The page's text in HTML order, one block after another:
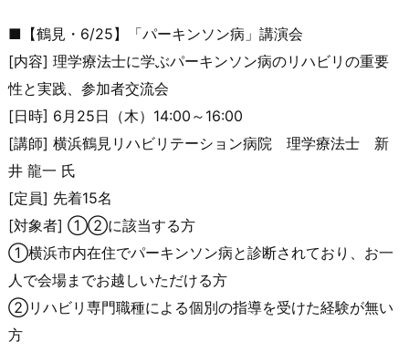
■【鶴見・6/25】「パーキンソン病」講演会
[内容] 理学療法士に学ぶパーキンソン病のリハビリの重要
性と実践、参加者交流会
[日時] 6月25日（木）14:00～16:00
[講師] 横浜鶴見リハビリテーション病院 理学療法士 新
井 龍一 氏
[定員] 先着15名
[対象者] ①②に該当する方
①横浜市内在住でパーキンソン病と診断されており、お一
人で会場までお越しいただける方
②リハビリ専門職種による個別の指導を受けた経験が無い
方